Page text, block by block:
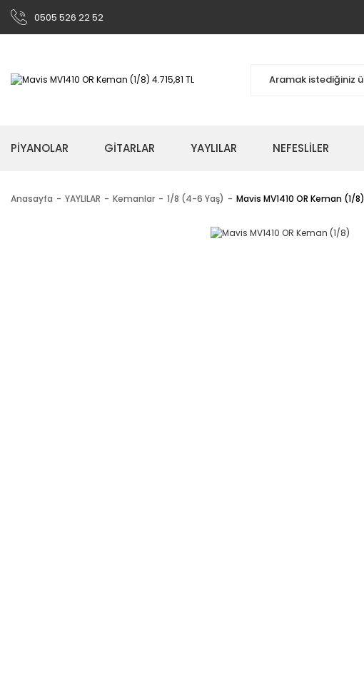
0505 526 22 52
PİYANOLAR GİTARLAR YAYLILAR NEFESLİLER
Anasayfa YAYLILAR Kemanlar 1/8 (4-6 Yaş) Mavis MV1410 OR Keman (1/8)